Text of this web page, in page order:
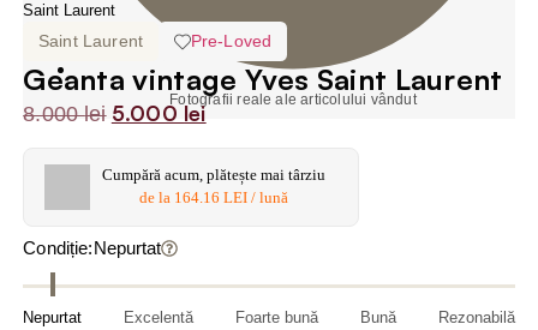
Fotografii reale ale articolului vândut
Saint Laurent
Saint Laurent
Pre-Loved
Geanta vintage Yves Saint Laurent
8.000lei 5.000lei
Cumpără acum, plătește mai târziu
de la 164.16 LEI / lună
Condiție:Nepurtat
Nepurtat Excelentă Foarte bună Bună Rezonabilă